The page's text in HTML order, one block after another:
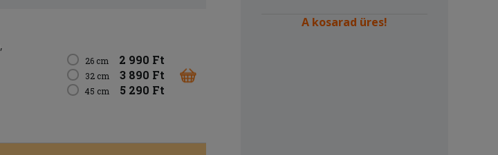
26 cm 2 990 Ft
32 cm 3 890 Ft
45 cm 5 290 Ft
A kosarad üres!